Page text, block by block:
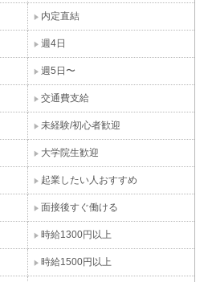
内定直結
週4日
週5日〜
交通費支給
未経験/初心者歓迎
大学院生歓迎
起業したい人おすすめ
面接後すぐ働ける
時給1300円以上
時給1500円以上